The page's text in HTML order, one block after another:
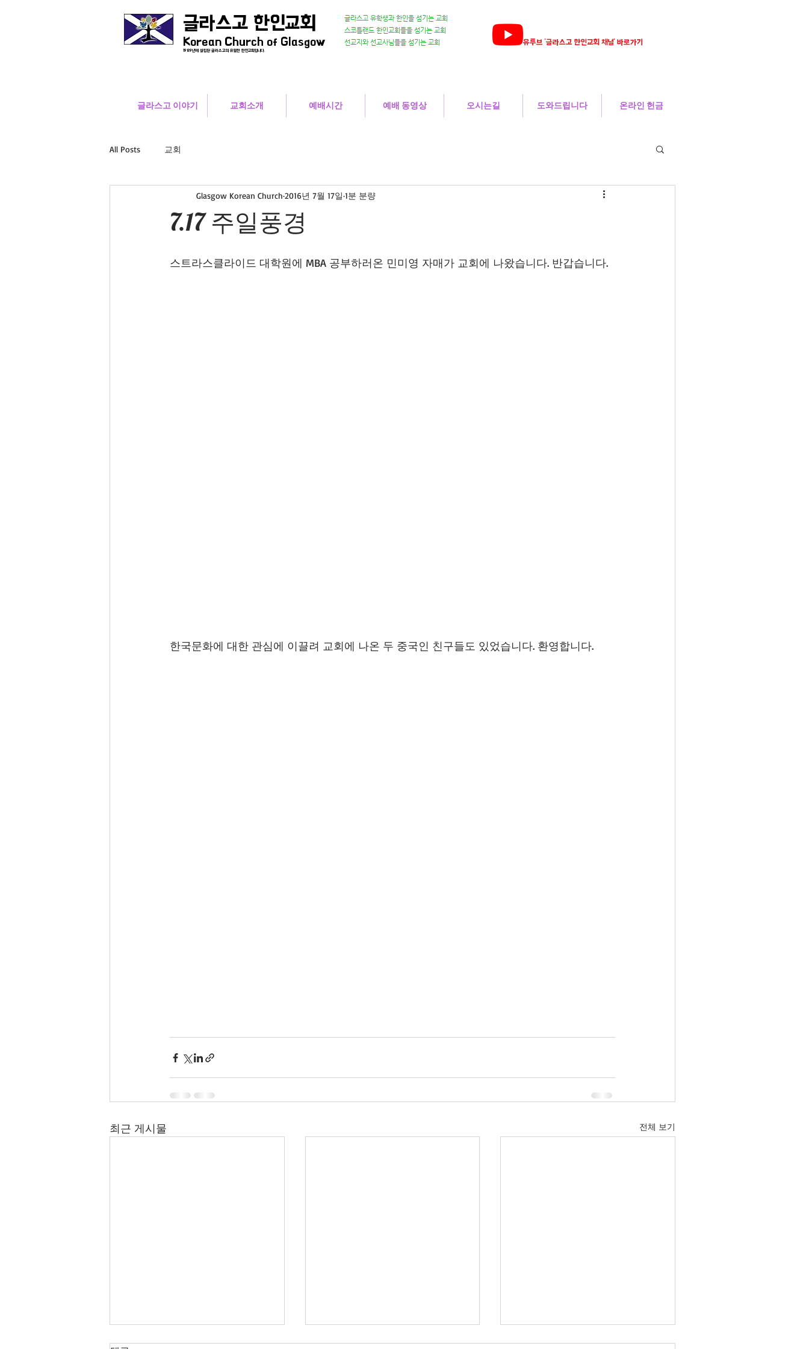
글라스고 한인교회
Korean Church of Glasgow
1989년에 설립된 글라스고의 유일한 한인교회입니다.
글라스고 유학생과 한인을 섬기는 교회
스코틀랜드 한인교회들을 섬기는 교회
​선교지와 선교사님들을 섬기는 교회유투브 '글라스고 한인교회 채널' 바로가기
글라스고 이야기 교회소개 예배시간 예배 동영상 오시는길 도와드립니다 온라인 헌금
All Posts 교회
7.17 주일풍경
Glasgow Korean Church 2016년 7월 17일 1분 분량
스트라스클라이드 대학원에 MBA 공부하러온 민미영 자매가 교회에 나왔습니다. 반갑습니다.
한국문화에 대한 관심에 이끌려 교회에 나온 두 중국인 친구들도 있었습니다. 환영합니다.
최근 게시물 전체 보기